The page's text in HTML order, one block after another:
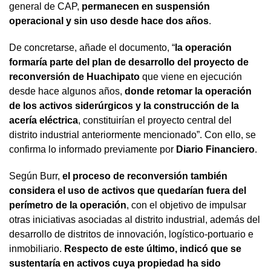
general de CAP, permanecen en suspensión
operacional y sin uso desde hace dos años.
De concretarse, añade el documento, “ la operación
formaría parte del plan de desarrollo del proyecto de
reconversión de Huachipato que viene en ejecución
desde hace algunos años, donde retomar la operación
de los activos siderúrgicos y la construcción de la
acería eléctrica, constituirían el proyecto central del
distrito industrial anteriormente mencionado”. Con ello, se
confirma lo informado previamente por Diario Financiero.
Según Burr, el proceso de reconversión también
considera el uso de activos que quedarían fuera del
perímetro de la operación, con el objetivo de impulsar
otras iniciativas asociadas al distrito industrial, además del
desarrollo de distritos de innovación, logístico-portuario e
inmobiliario. Respecto de este último, indicó que se
sustentaría en activos cuya propiedad ha sido